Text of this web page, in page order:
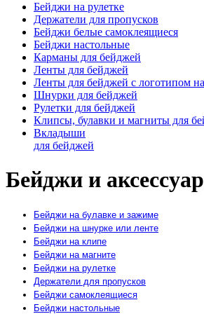
Бейджи на рулетке
Держатели для пропусков
Бейджи белые самоклеящиеся
Бейджи настольные
Карманы для бейджей
Ленты для бейджей
Ленты для бейджей с логотипом на
Шнурки для бейджей
Рулетки для бейджей
Клипсы, булавки и магниты для
Вкладыши
для бейджей
Бейджи и
Бейджи на булавке и зажиме
Бейджи на шнурке или ленте
Бейджи на клипе
Бейджи на магните
Бейджи на рулетке
Держатели для пропусков
Бейджи самоклеящиеся
Бейджи настольные